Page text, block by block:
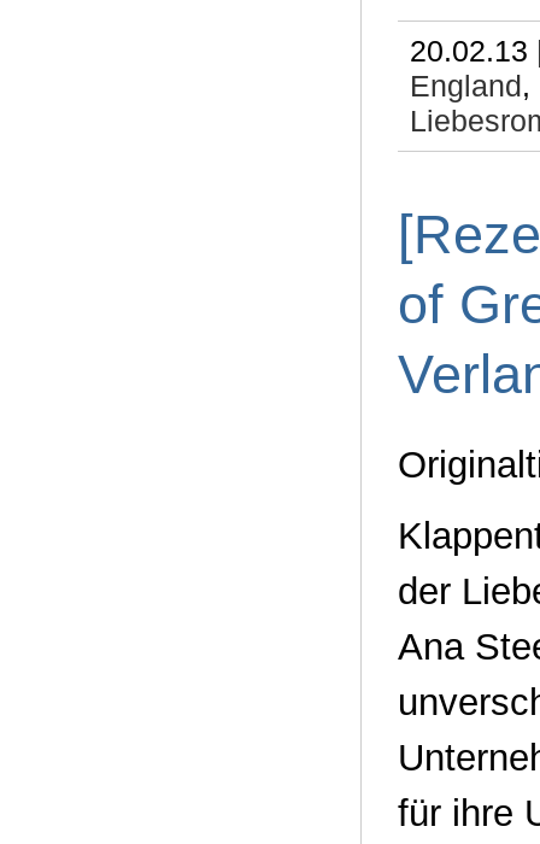
England,
of
der
Ana
für ihre